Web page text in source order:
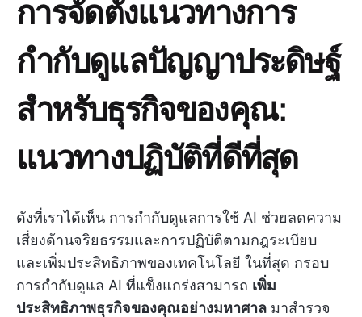
การจัดตั้งแนวทางการ
กำกับดูแลปัญญาประดิษฐ์
สำหรับธุรกิจของคุณ:
แนวทางปฏิบัติที่ดีที่สุด
ดังที่เราได้เห็น การกำกับดูแลการใช้ AI ช่วยลดความ
เสี่ยงด้านจริยธรรมและการปฏิบัติตามกฎระเบียบ
และเพิ่มประสิทธิภาพของเทคโนโลยี ในที่สุด กรอบ
การกำกับดูแล AI ที่แข็งแกร่งสามารถ เพิ่ม
ประสิทธิภาพธุรกิจของคุณอย่างมหาศาล มาสำรวจ